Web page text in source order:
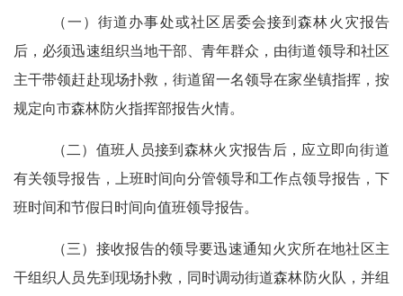
（一）街道办事处或社区居委会接到森林火灾报告
后，必须迅速组织当地干部、青年群众，由街道领导和社区
主干带领赶赴现场扑救，街道留一名领导在家坐镇指挥，按
规定向市森林防火指挥部报告火情。
（二） 值班人员接到森林火灾报告后，应立即向街道
有关领导报告，上班时间向分管领导和工作点领导报告，下
班时间和节假日时间向值班领导报告。
（三） 接收报告的领导要迅速通知火灾所在地社区主
干组织人员先到现场扑救 ，同时调动街道森林防火队，并组